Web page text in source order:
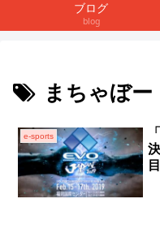
ブログ
blog
まちゃぼー
e-sports